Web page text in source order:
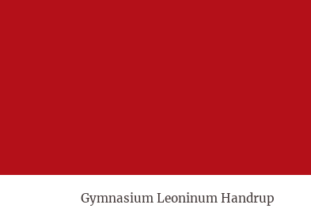
Gymnasium Leoninum Handrup